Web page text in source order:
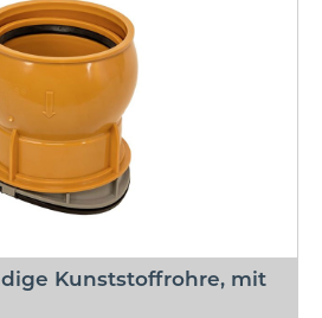
Kunststoffrohre, mit